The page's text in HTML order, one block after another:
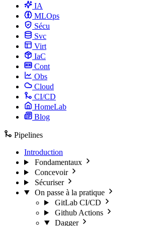
IA
MLOps
Sécu
Svc
Virt
IaC
Cont
Obs
Cloud
CI/CD
HomeLab
Blog
Pipelines
Introduction
Fondamentaux
Concevoir
Sécuriser
On passe à la pratique
GitLab CI/CD
Github Actions
Dagger